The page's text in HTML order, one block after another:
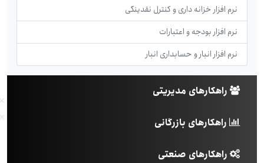
نرم افزار خزانه داری و کنترل نقدینگی
نرم افزار بودجه و اعتبارات
نرم افزار انبار و حسابداری انبار
راهکارهای مدیریتی
راهکارهای بازرگانی
راهکارهای صنعتی